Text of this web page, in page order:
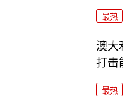
最热
澳大
打击
最热